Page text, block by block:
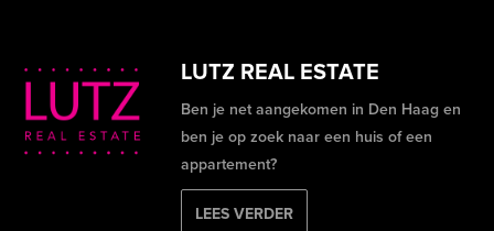
LUTZ REAL ESTATE
Ben je net aangekomen in Den Haag en
ben je op zoek naar een huis of een
appartement?
LEES VERDER